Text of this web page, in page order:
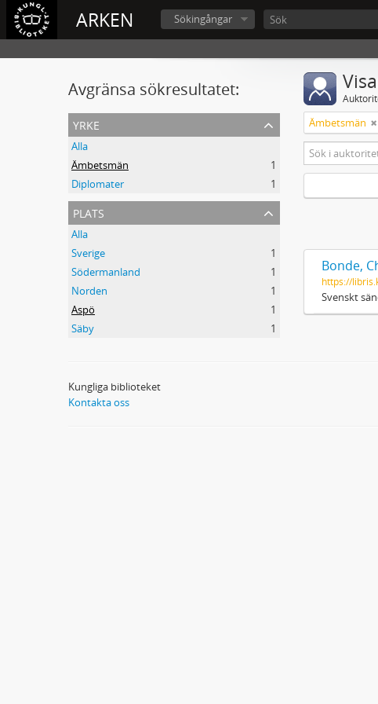
ARKEN Sökingångar
Avgränsa sökresultatet:
yrke
Alla
Ämbetsmän
1
Diplomater
1
plats
Alla
Sverige
1
Södermanland
1
Norden
1
Aspö
1
Säby
1
Ämbetsmän
Bonde,
https://
Svenskt
Kungliga biblioteket
Kontakta oss